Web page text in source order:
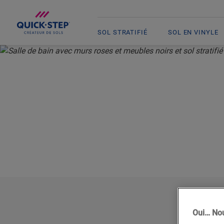
SOL STRATIFIÉ SOL EN VINYLE
Oui…